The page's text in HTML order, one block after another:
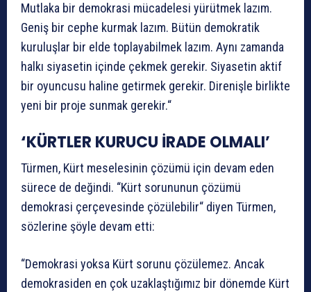
Mutlaka bir demokrasi mücadelesi yürütmek lazım.
Geniş bir cephe kurmak lazım. Bütün demokratik
kuruluşlar bir elde toplayabilmek lazım. Aynı zamanda
halkı siyasetin içinde çekmek gerekir. Siyasetin aktif
bir oyuncusu haline getirmek gerekir. Direnişle birlikte
yeni bir proje sunmak gerekir.“
‘KÜRTLER KURUCU İRADE OLMALI’
Türmen, Kürt meselesinin çözümü için devam eden
sürece de değindi. “Kürt sorununun çözümü
demokrasi çerçevesinde çözülebilir“ diyen Türmen,
sözlerine şöyle devam etti:
“Demokrasi yoksa Kürt sorunu çözülemez. Ancak
demokrasiden en çok uzaklaştığımız bir dönemde Kürt